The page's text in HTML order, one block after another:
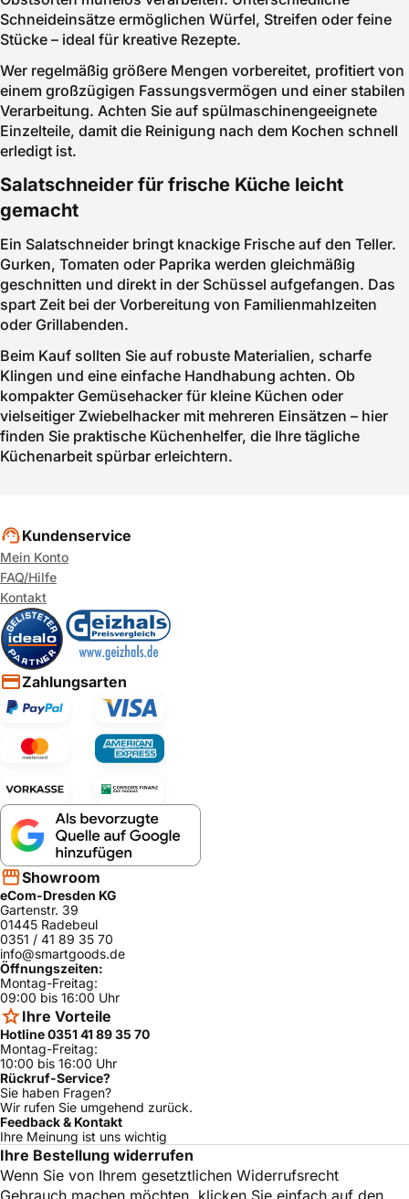
Schneideinsätze ermöglichen Würfel, Streifen oder feine
Stücke – ideal für kreative Rezepte.
Wer regelmäßig größere Mengen vorbereitet, profitiert von
einem großzügigen Fassungsvermögen und einer stabilen
Verarbeitung. Achten Sie auf spülmaschinengeeignete
Einzelteile, damit die Reinigung nach dem Kochen schnell
erledigt ist.
Salatschneider für frische Küche leicht
gemacht
Ein Salatschneider bringt knackige Frische auf den Teller.
Gurken, Tomaten oder Paprika werden gleichmäßig
geschnitten und direkt in der Schüssel aufgefangen. Das
spart Zeit bei der Vorbereitung von Familienmahlzeiten
oder Grillabenden.
Beim Kauf sollten Sie auf robuste Materialien, scharfe
Klingen und eine einfache Handhabung achten. Ob
kompakter Gemüsehacker für kleine Küchen oder
vielseitiger Zwiebelhacker mit mehreren Einsätzen – hier
finden Sie praktische Küchenhelfer, die Ihre tägliche
Küchenarbeit spürbar erleichtern.
Kundenservice
Mein Konto
FAQ/Hilfe
Kontakt
Zahlungsarten
Showroom
eCom-Dresden KG
Gartenstr. 39
01445 Radebeul
0351 / 41 89 35 70
info@smartgoods.de
Öffnungszeiten:
Montag-Freitag:
09:00 bis 16:00 Uhr
Ihre Vorteile
Hotline 0351 41 89 35 70
Montag-Freitag:
10:00 bis 16:00 Uhr
Rückruf-Service?
Sie haben Fragen?
Wir rufen Sie umgehend zurück.
Feedback & Kontakt
Ihre Meinung ist uns wichtig
Ihre Bestellung widerrufen
Wenn Sie von Ihrem gesetztlichen Widerrufsrecht